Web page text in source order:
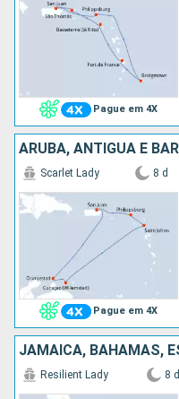
Pague em 4X
Pague em 4X
Scarlet Lady 8 d
Resilient Lady 8 d